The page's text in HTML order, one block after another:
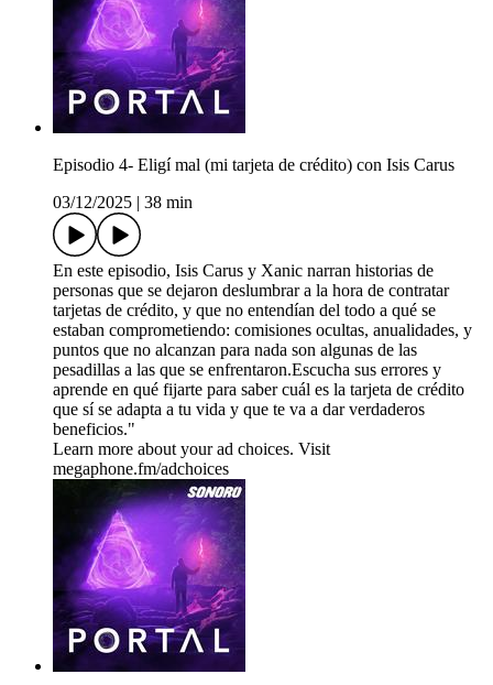
Episodio 4- Eligí mal (mi tarjeta de crédito) con Isis Carus
03/12/2025
38 min
En este episodio, Isis Carus y Xanic narran historias de
personas que se dejaron deslumbrar a la hora de contratar
tarjetas de crédito, y que no entendían del todo a qué se
estaban comprometiendo: comisiones ocultas, anualidades, y
puntos que no alcanzan para nada son algunas de las
pesadillas a las que se enfrentaron.Escucha sus errores y
aprende en qué fijarte para saber cuál es la tarjeta de crédito
que sí se adapta a tu vida y que te va a dar verdaderos
beneficios."
Learn more about your ad choices. Visit
megaphone.fm/adchoices